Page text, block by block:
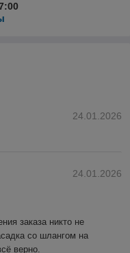
24.01.2026
24.01.2026
заказа никто не
со шлангом на
верно.